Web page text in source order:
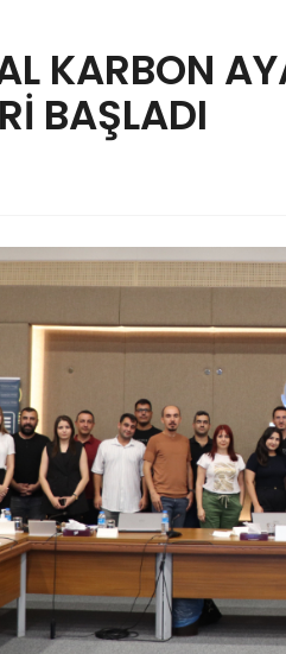
KARBON
BAŞLADI